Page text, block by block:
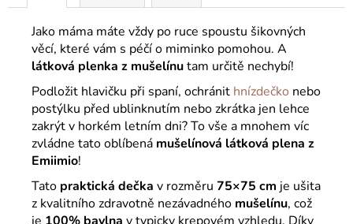
Jako máma máte vždy po ruce spoustu šikovných
věcí, které vám s péčí o miminko pomohou. A
látková plenka z mušelínutam určitě nechybí!
Podložit hlavičku při spaní, ochránit hnízdečko nebo
postýlku před ublinknutím nebo zkrátka jen lehce
zakrýt v horkém letním dni? To vše a mnohem víc
zvládne tato oblíbená mušelínová látková plena z
Emiimio!
Tato praktická dečka v rozměru 75×75 cm je ušita
z kvalitního zdravotně nezávadného mušelínu, což
je 100% bavlna v typicky krepovém vzhledu. Díky